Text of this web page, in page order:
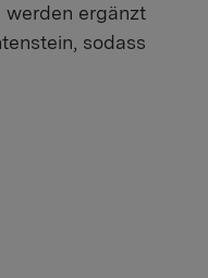
werden ergänzt
sodass